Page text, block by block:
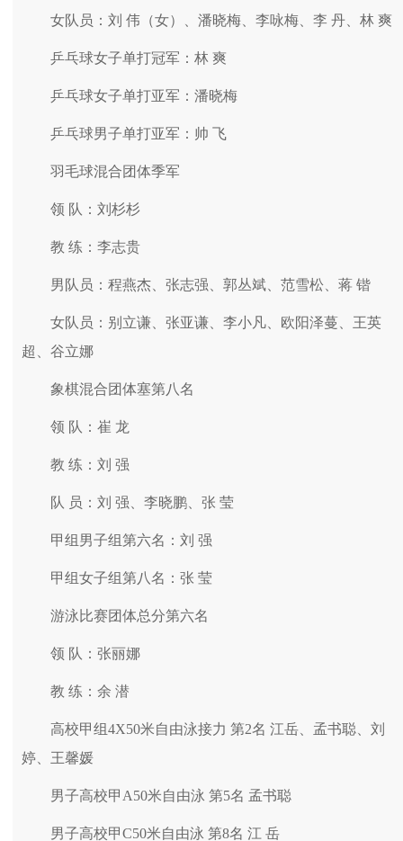
女队员：刘 伟（女）、潘晓梅、李咏梅、李 丹、林 爽
乒乓球女子单打冠军：林 爽
乒乓球女子单打亚军：潘晓梅
乒乓球男子单打亚军：帅 飞
羽毛球混合团体季军
领 队：刘杉杉
教 练：李志贵
男队员：程燕杰、张志强、郭丛斌、范雪松、蒋 锴
女队员：别立谦、张亚谦、李小凡、欧阳泽蔓、王英
超、谷立娜
象棋混合团体塞第八名
领 队：崔 龙
教 练：刘 强
队 员：刘 强、李晓鹏、张 莹
甲组男子组第六名：刘 强
甲组女子组第八名：张 莹
游泳比赛团体总分第六名
领 队：张丽娜
教 练：余 潜
高校甲组4X50米自由泳接力 第2名 江岳、孟书聪、刘
婷、王馨媛
男子高校甲A50米自由泳 第5名 孟书聪
男子高校甲C50米自由泳 第8名 江 岳